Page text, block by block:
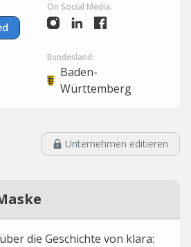
On Social Media:
Bundesland:
Baden-
Württemberg
Unternehmen editieren
die Geschichte von klara: